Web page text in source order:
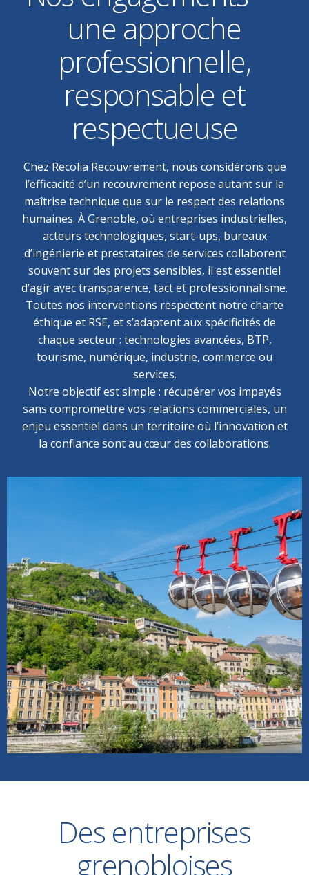
une approche
professionnelle,
responsable et
respectueuse
Chez Recolia Recouvrement, nous considérons que
l’efficacité d’un recouvrement repose autant sur la
maîtrise technique que sur le respect des relations
humaines. À Grenoble, où entreprises industrielles,
acteurs technologiques, start-ups, bureaux
d’ingénierie et prestataires de services collaborent
souvent sur des projets sensibles, il est essentiel
d’agir avec transparence, tact et professionnalisme.
Toutes nos interventions respectent notre charte
éthique et RSE, et s’adaptent aux spécificités de
chaque secteur : technologies avancées, BTP,
tourisme, numérique, industrie, commerce ou
services.
Notre objectif est simple : récupérer vos impayés
sans compromettre vos relations commerciales, un
enjeu essentiel dans un territoire où l’innovation et
la confiance sont au cœur des collaborations.
Des entreprises
grenobloises